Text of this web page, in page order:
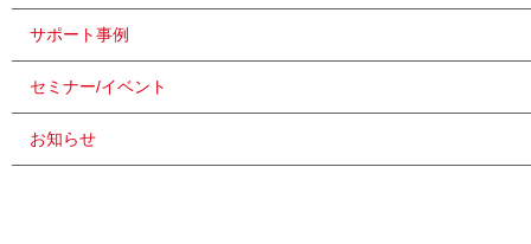
サポート事例
セミナー/イベント
お知らせ